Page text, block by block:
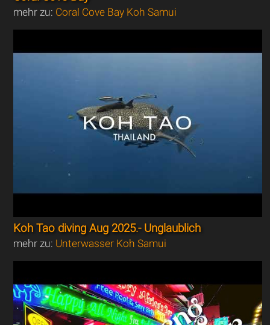
mehr zu: Coral Cove Bay Koh Samui
Koh Tao diving Aug 2025.- Unglaublich
mehr zu: Unterwasser Koh Samui